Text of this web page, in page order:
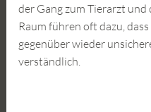
der Gang zum Tierarzt
Raum führen oft dazu,
gegenüber wieder
verständlich.